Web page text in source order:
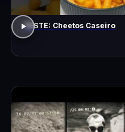
TESTE: Cheetos Caseiro